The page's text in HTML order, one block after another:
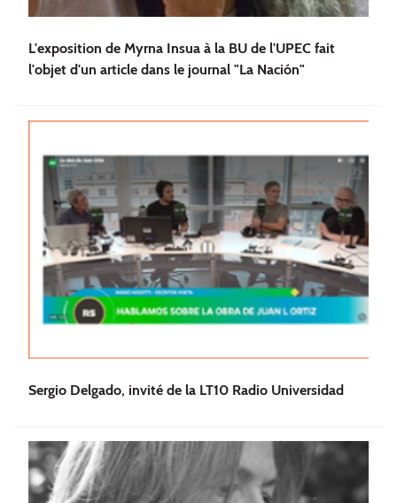
L'exposition de Myrna Insua à la BU de l'UPEC fait
l'objet d'un article dans le journal "La Nación"
Sergio Delgado, invité de la LT10 Radio Universidad